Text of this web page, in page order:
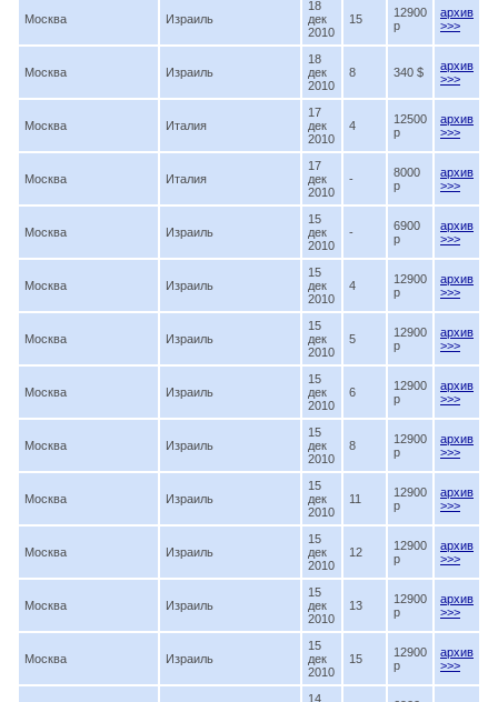
Москва Израиль
18
дек
2010
15
12900
p
архив
>>>
Москва Израиль
18
дек
2010
8 340 $
архив
>>>
Москва Италия
17
дек
2010
4
12500
p
архив
>>>
Москва Италия
17
дек
2010
-
8000
p
архив
>>>
Москва Израиль
15
дек
2010
-
6900
p
архив
>>>
Москва Израиль
15
дек
2010
4
12900
p
архив
>>>
Москва Израиль
15
дек
2010
5
12900
p
архив
>>>
Москва Израиль
15
дек
2010
6
12900
p
архив
>>>
Москва Израиль
15
дек
2010
8
12900
p
архив
>>>
Москва Израиль
15
дек
2010
11
12900
p
архив
>>>
Москва Израиль
15
дек
2010
12
12900
p
архив
>>>
Москва Израиль
15
дек
2010
13
12900
p
архив
>>>
Москва Израиль
15
дек
2010
15
12900
p
архив
>>>
14